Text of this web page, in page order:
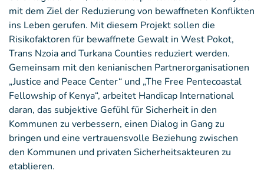
mit dem Ziel der Reduzierung von bewaffneten Konflikten
ins Leben gerufen. Mit diesem Projekt sollen die
Risikofaktoren für bewaffnete Gewalt in West Pokot,
Trans Nzoia and Turkana Counties reduziert werden.
Gemeinsam mit den kenianischen Partnerorganisationen
„Justice and Peace Center“ und „The Free Pentecoastal
Fellowship of Kenya“, arbeitet Handicap International
daran, das subjektive Gefühl für Sicherheit in den
Kommunen zu verbessern, einen Dialog in Gang zu
bringen und eine vertrauensvolle Beziehung zwischen
den Kommunen und privaten Sicherheitsakteuren zu
etablieren.